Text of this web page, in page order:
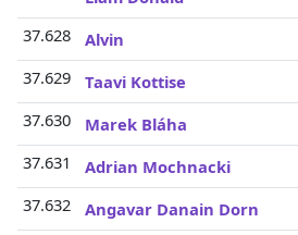
37.628
Alvin
37.629
Taavi Kottise
37.630
Marek Bláha
37.631
Adrian Mochnacki
37.632
Angavar Danain Dorn